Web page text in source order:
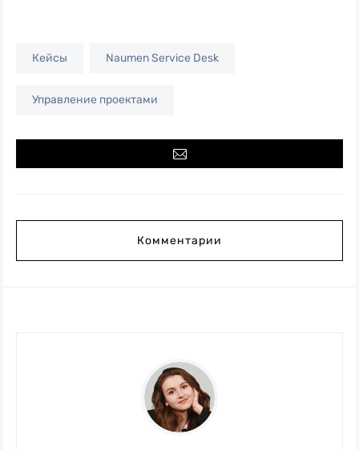
Кейсы Naumen Service Desk
Управление проектами
Комментарии